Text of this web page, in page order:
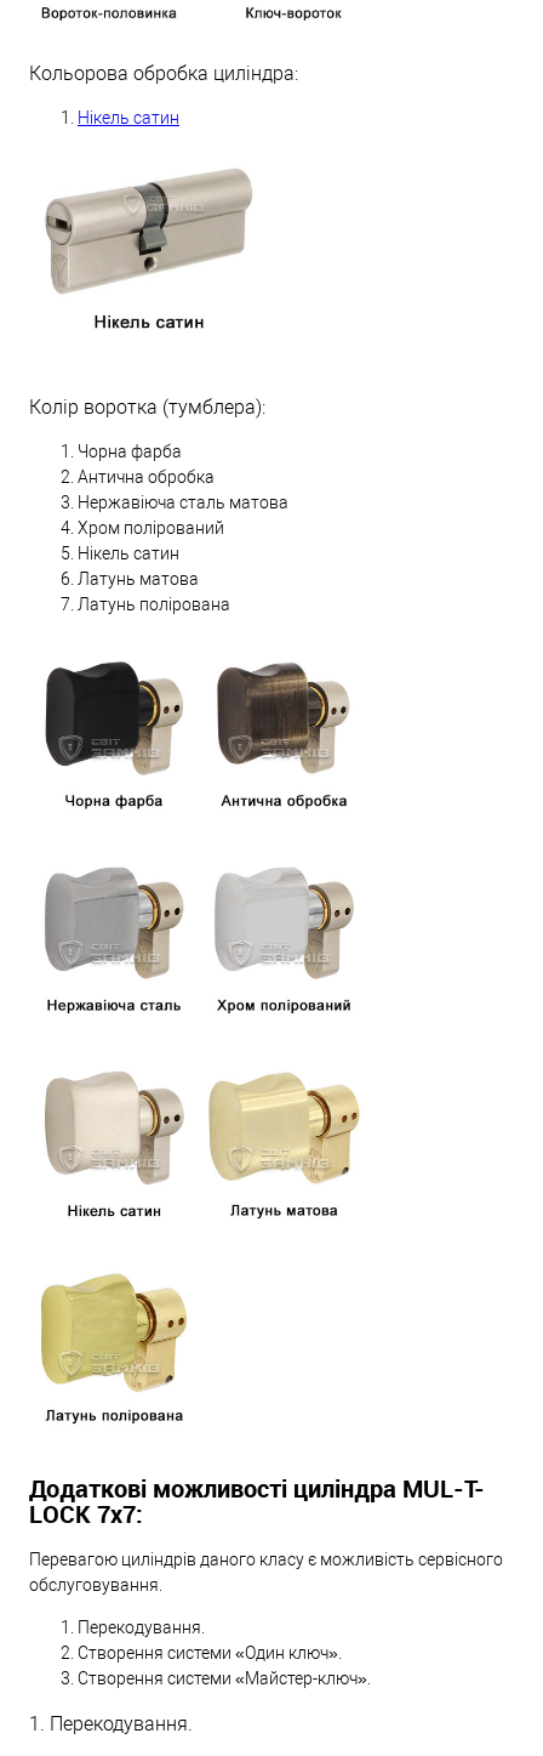
Кольорова обробка циліндра:
Нікель сатин
Колір воротка (тумблера):
Чорна фарба
Антична обробка
Нержавіюча сталь матова
Хром полірований
Нікель сатин
Латунь матова
Латунь полірована
Додаткові можливості циліндра MUL-T-
LOCK 7х7:
Перевагою циліндрів даного класу є можливість сервісного
обслуговування.
Перекодування.
Створення системи «Один ключ».
Створення системи «Майстер-ключ».
1. Перекодування.